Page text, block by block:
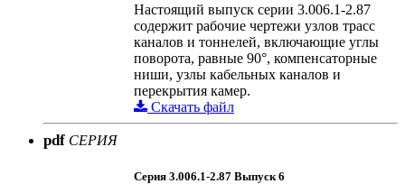
Настоящий выпуск серии 3.006.1-2.87
содержит рабочие чертежи узлов трасс
каналов и тоннелей, включающие углы
поворота, равные 90°, компенсаторные
ниши, узлы кабельных каналов и
перекрытия камер.
Скачать файл
pdf СЕРИЯ
Серия 3.006.1-2.87 Выпуск 6